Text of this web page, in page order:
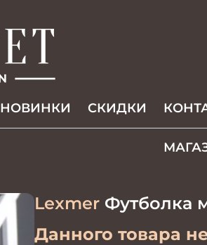
НОВИНКИ СКИДКИ
LexmerФутболка
Данного товара